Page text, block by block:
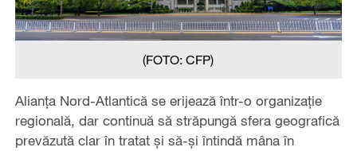
(FOTO: CFP)
Alianța Nord-Atlantică se erijează într-o organizație
regională, dar continuă să străpungă sfera geografică
prevăzută clar în tratat și să-și întindă mâna în